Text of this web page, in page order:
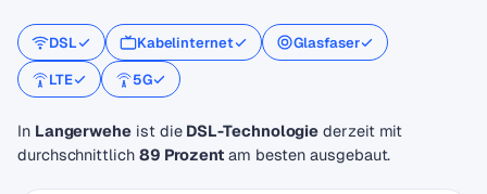
DSL Kabelinternet
Glasfaser
LTE
5G
In Langerwehe ist die DSL-Technologie derzeit mit
durchschnittlich 89 Prozentam besten ausgebaut.